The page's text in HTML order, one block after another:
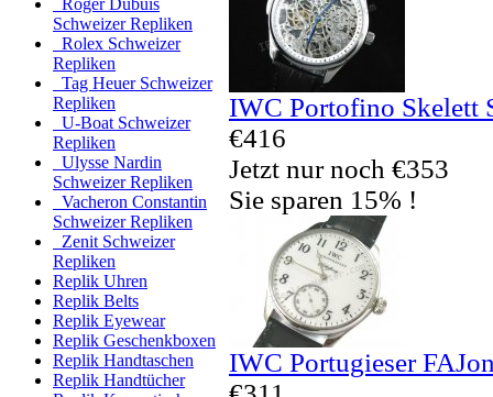
Roger Dubuis
Schweizer Repliken
Rolex Schweizer
Repliken
Tag Heuer Schweizer
Repliken
U-Boat Schweizer
Repliken
Ulysse Nardin
Schweizer Repliken
Vacheron Constantin
Schweizer Repliken
Zenit Schweizer
Repliken
Replik Uhren
Replik Belts
Replik Eyewear
Replik Geschenkboxen
Replik Handtaschen
Replik Handtücher
IWC Portofino Skelett
€416
Jetzt nur noch €353
Sie sparen 15% !
IWC Portugieser